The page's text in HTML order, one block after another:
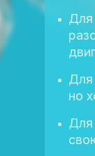
Для
Для
но
Для